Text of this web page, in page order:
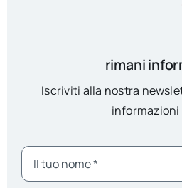
rimani
Iscriviti alla nostra